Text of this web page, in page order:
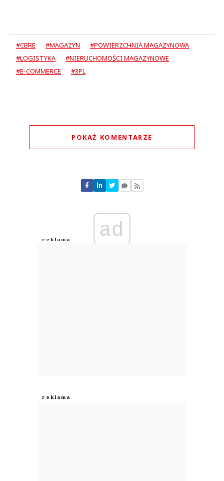
#CBRE #MAGAZYN
#POWIERZCHNIA MAGAZYNOWA
#LOGISTYKA
#NIERUCHOMOŚCI MAGAZYNOWE
#E-COMMERCE
#3PL
POKAŻ KOMENTARZE
Nie znaleziono komentarzy
Zostaw swoje komentarze
Anuluj
ad